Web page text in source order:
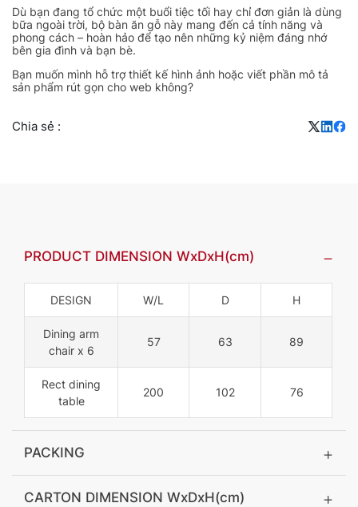
Dù bạn đang tổ chức một buổi tiệc tối hay chỉ đơn giản là dùng
bữa ngoài trời, bộ bàn ăn gỗ này mang đến cả tính năng và
phong cách – hoàn hảo để tạo nên những kỷ niệm đáng nhớ
bên gia đình và bạn bè.
Bạn muốn mình hỗ trợ thiết kế hình ảnh hoặc viết phần mô tả
sản phẩm rút gọn cho web không?
Chia sẻ :
PRODUCT DIMENSION WxDxH(cm)
DESIGN W/L D H
Dining arm
chair x 6
57 63 89
Rect dining
table
200 102 76
PACKING
CARTON DIMENSION WxDxH(cm)